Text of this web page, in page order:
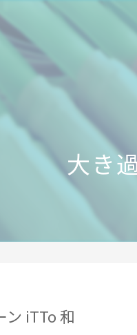
大き
ン iTTo 和